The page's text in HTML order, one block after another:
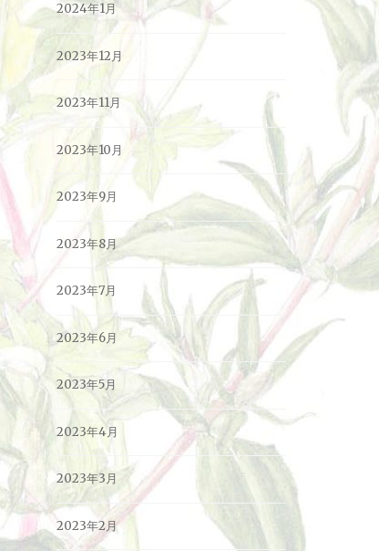
2024年1月
2023年12月
2023年11月
2023年10月
2023年9月
2023年8月
2023年7月
2023年6月
2023年5月
2023年4月
2023年3月
2023年2月